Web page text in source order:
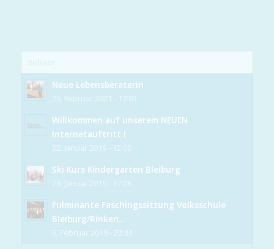
Neue Lebensberaterin
26. Februar 2021 - 17:02
Willkommen auf unserem NEUEN
Internetauftritt !
22. Januar 2019 - 12:00
Ski Kurs Kindergarten Bleiburg
28. Januar 2019 - 17:06
Fulminante Faschingssitzung Volksschule
Bleiburg/Rinken...
5. Februar 2019 - 22:34